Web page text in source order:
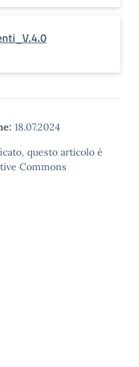
18.07.2024
questo articolo è
Commons